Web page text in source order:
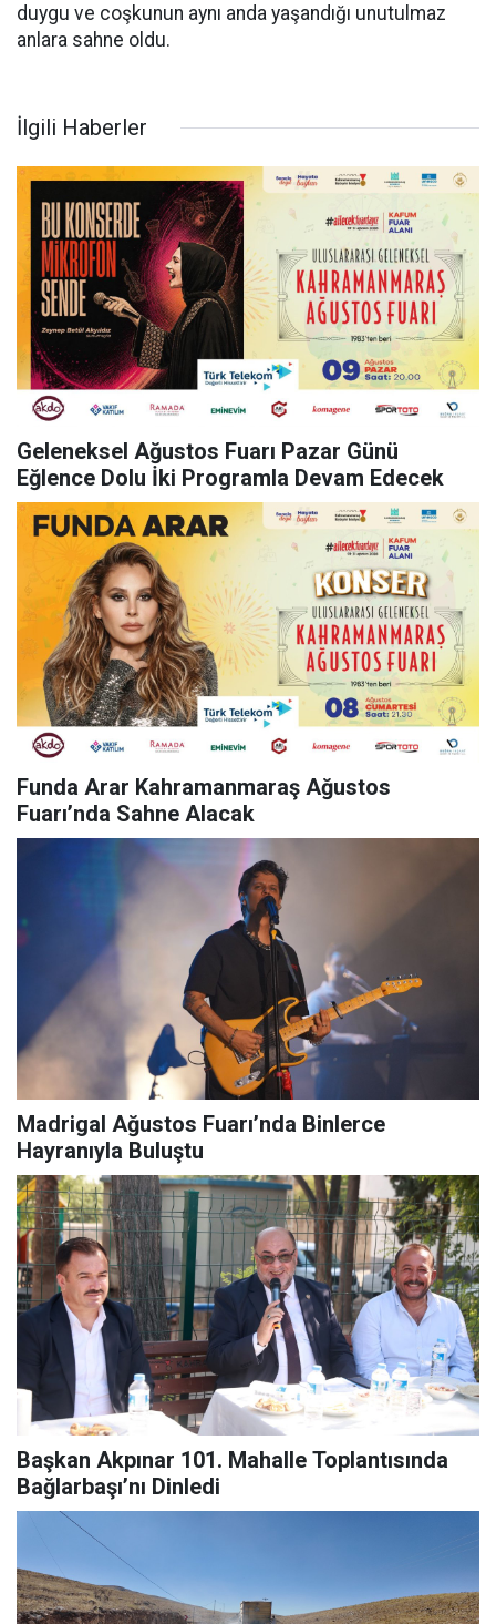
duygu ve coşkunun aynı anda yaşandığı unutulmaz
anlara sahne oldu.
İlgili Haberler
Geleneksel Ağustos Fuarı Pazar Günü
Eğlence Dolu İki Programla Devam Edecek
Funda Arar Kahramanmaraş Ağustos
Fuarı’nda Sahne Alacak
Madrigal Ağustos Fuarı’nda Binlerce
Hayranıyla Buluştu
Başkan Akpınar 101. Mahalle Toplantısında
Bağlarbaşı’nı Dinledi